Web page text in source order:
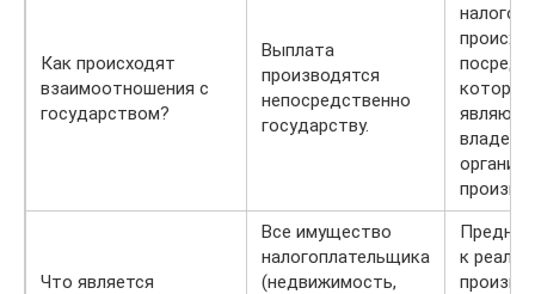
Как происходят
взаимоотношения с
государством?
Выплата
производятся
непосредственно
государству.
налогов
Что является
Все имущество
налогоплательщика
(недвижимость,
к